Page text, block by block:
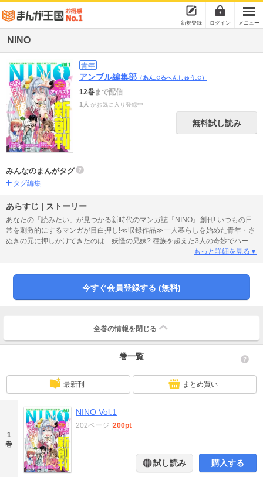
新規登録 ログイン メニュー
NINO
青年
アンブル編集部 （あんぶるへんしゅうぶ）
12巻まで配信
1人 がお気に入り登録中
無料試し読み
みんなのまんがタグ
タグ編集
あらすじ | ストーリー
あなたの「読みたい」が見つかる新時代のマンガ誌『NINO』創刊! いつもの日
常を刺激的にするマンガが目白押し!≪収録作品≫一人暮らしを始めた青年・さ
ぬきの元に押しかけてきたのは…妖怪の兄妹? 種族を超えた3人の奇妙でハート
フルな同居生活スタート『さぬきらへん』(大山容) 新人アイドルたちの命を懸
ル!』(カネコナオヤ) ド迫力の剣劇バトルと極上の料理を召し上がれ! 三ツ星グル
メマンガ『武志のサイキョー飯!』(石原和樹)
もっと詳細を見る▼
今すぐ会員登録する (無料)
全巻の情報を 閉じる
巻一覧
最新刊 まとめ買い
1
巻
NINO Vol.1
202ページ |200pt
試し読み 購入する